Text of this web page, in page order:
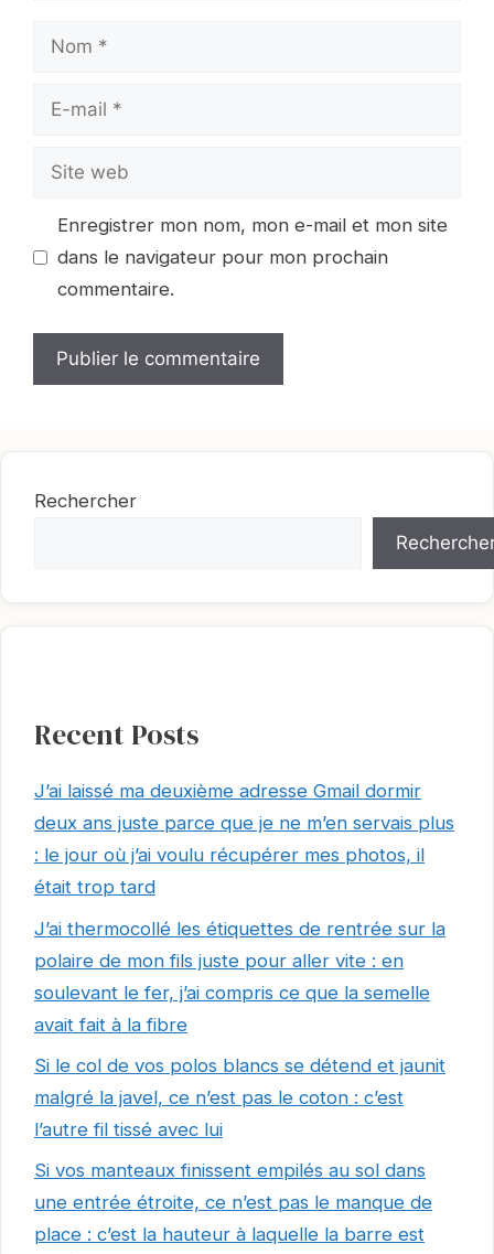
Nom
Site
Enregistrer mon nom, mon e-mail et mon site
dans le navigateur pour mon prochain
commentaire.
Rechercher
Recent Posts
J’ai laissé ma deuxième adresse Gmail dormir
deux ans juste parce que je ne m’en servais plus
: le jour où j’ai voulu récupérer mes photos, il
était trop tard
J’ai thermocollé les étiquettes de rentrée sur la
polaire de mon fils juste pour aller vite : en
soulevant le fer, j’ai compris ce que la semelle
avait fait à la fibre
Si le col de vos polos blancs se détend et jaunit
malgré la javel, ce n’est pas le coton : c’est
l’autre fil tissé avec lui
Si vos manteaux finissent empilés au sol dans
une entrée étroite, ce n’est pas le manque de
place : c’est la hauteur à laquelle la barre est